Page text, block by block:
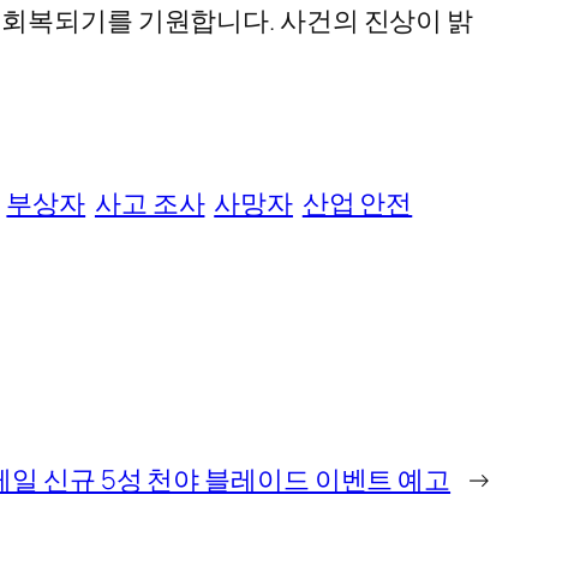
복되기를 기원합니다. 사건의 진상이 밝
부상자 사고 조사 사망자 산업 안전
일 신규 5성 천야 블레이드 이벤트 예고 →